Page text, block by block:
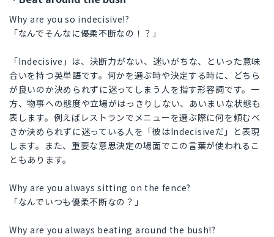
Why are you so indecisive!?
「なんでそんなに優柔不断なの！？」
「Indecisive」は、決断力がない、迷いがちな、といった意味
合いを持つ英単語です。何かを選ぶ時や決定する時に、どちら
が良いのか決められずに迷ってしまう人を指す形容詞です。一
方、物事への態度や立場がはっきりしない、あいまいな状態も
表します。例えばレストランでメニューを選ぶ際に何を頼むべ
きか決められずに迷っている人を「彼はIndecisiveだ」と表現
します。また、重要な意思決定の場面でこの言葉が使われるこ
ともあります。
Why are you always sitting on the fence?
「なんでいつも優柔不断なの？」
Why are you always beating around the bush!?